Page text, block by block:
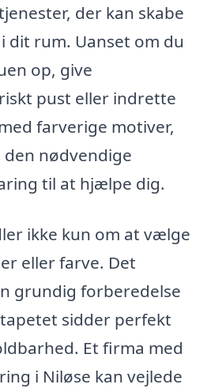
der kan skabe
dit rum. Uanset om du
op, give
pust eller indrette
farverige motiver,
nødvendige
til at hjælpe dig.
ikke kun om at vælge
eller farve. Det
grundig forberedelse
sidder perfekt
Et firma med
i Niløse kan vejlede